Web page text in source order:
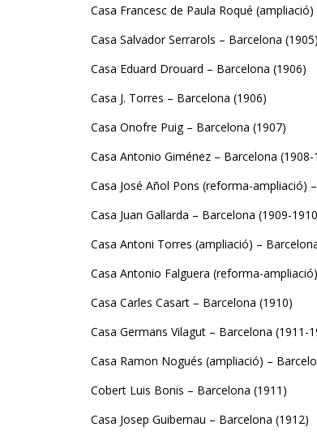
Casa Francesc de Paula Roqué
Casa Salvador Serrarols – Barcelona (1905)
Casa Eduard Drouard – Barcelona (1906)
Casa J. Torres – Barcelona (1906)
Casa Onofre Puig – Barcelona (1907)
Casa Antonio Giménez – Barcelona (1908-
Casa José Añol Pons (reforma-ampliació)
Casa Juan Gallarda – Barcelona (1909-
Casa Antoni Torres (ampliació) –
Casa Antonio Falguera (reforma-
Casa Carles Casart – Barcelona (1910)
Casa Germans Vilagut – Barcelona (1911-
Casa Ramon Nogués (ampliació) –
Cobert Luis Bonis – Barcelona (1911)
Casa Josep Guibernau – Barcelona (1912)